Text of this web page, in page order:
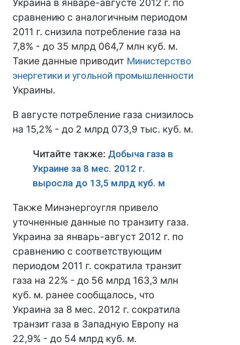
Украина в январе-августе 2012 г. по
сравнению с аналогичным периодом
2011 г. снизила потребление газа на
7,8% - до 35 млрд 064,7 млн куб. м.
Такие данные приводит Министерство
энергетики и угольной промышленности
Украины.
В августе потребление газа снизилось
на 15,2% - до 2 млрд 073,9 тыс. куб. м.
Читайте также: Добыча газа в
Украине за 8 мес. 2012 г.
выросла до 13,5 млрд куб. м
Также Минэнергоугля привело
уточненные данные по транзиту газа.
Украина за январь-август 2012 г. по
сравнению с соответствующим
периодом 2011 г. сократила транзит
газа на 22% - до 56 млрд 163,3 млн
куб. м. ранее сообщалось, что
Украина за 8 мес. 2012 г. сократила
транзит газа в Западную Европу на
22,9% - до 54 млрд куб. м.